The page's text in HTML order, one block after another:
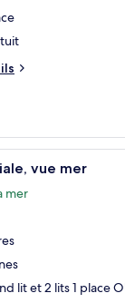
vue mer
mer
lit et 2 lits 1 place